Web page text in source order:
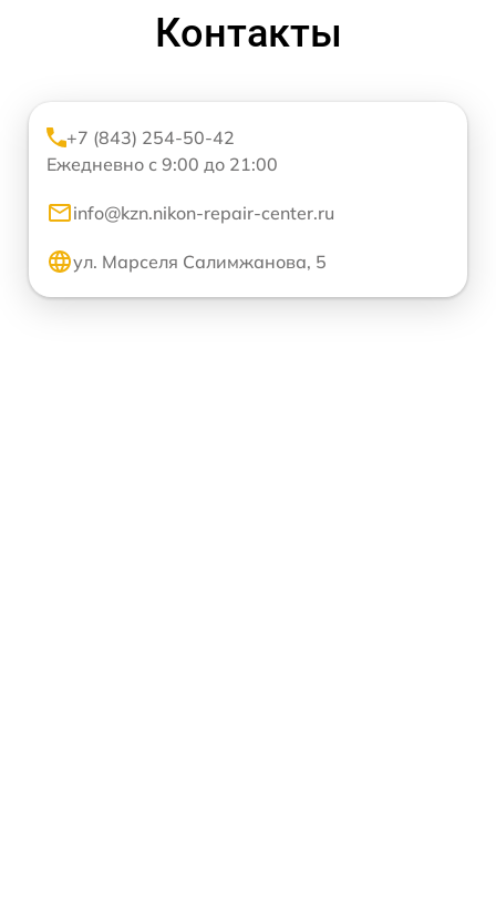
Контакты
+7 (843) 254-50-42
Ежедневно с 9:00 до 21:00
info@kzn.nikon-repair-center.ru
ул. Марселя Салимжанова, 5